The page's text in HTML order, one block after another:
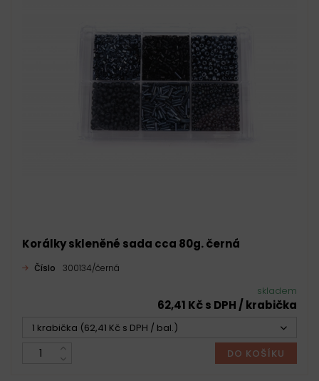
Korálky skleněné sada cca 80g. černá
Číslo 300134/černá
skladem
62,41 Kč s DPH / krabička
1 krabička (62,41 Kč s DPH / bal.)
DO KOŠÍKU